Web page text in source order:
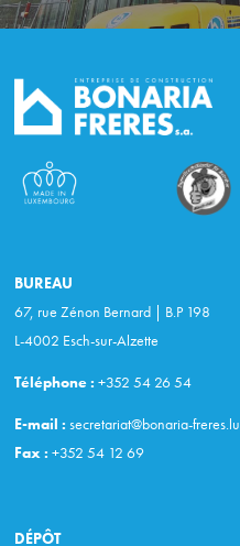
BUREAU
67, rue Zénon Bernard | B.P 198
L-4002 Esch-sur-Alzette
Téléphone : +352 54 26 54
E-mail :secretariat@bonaria-freres.lu
Fax : +352 54 12 69
DÉPÔT